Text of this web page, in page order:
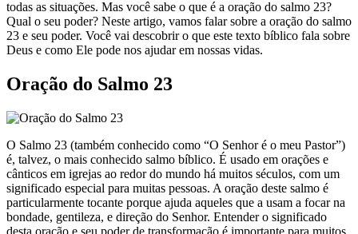
todas as situações. Mas você sabe o que é a oração do salmo 23?
Qual o seu poder? Neste artigo, vamos falar sobre a oração do salmo
23 e seu poder. Você vai descobrir o que este texto bíblico fala sobre
Deus e como Ele pode nos ajudar em nossas vidas.
Oração do Salmo 23
O Salmo 23 (também conhecido como “O Senhor é o meu Pastor”)
é, talvez, o mais conhecido salmo bíblico. É usado em orações e
cânticos em igrejas ao redor do mundo há muitos séculos, com um
significado especial para muitas pessoas. A oração deste salmo é
particularmente tocante porque ajuda aqueles que a usam a focar na
bondade, gentileza, e direção do Senhor. Entender o significado